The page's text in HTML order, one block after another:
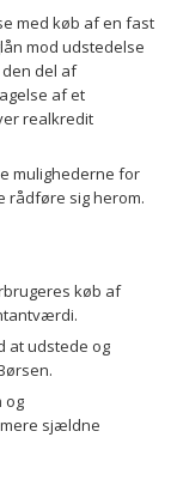
med køb af en fast
mod udstedelse
del af
af et
realkredit
mulighederne for
rådføre sig herom.
køb af
at udstede og
og
sjældne